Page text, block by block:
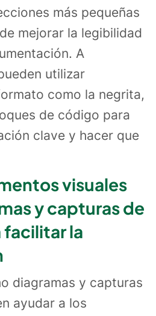
más pequeñas
mejorar la legibilidad
A
utilizar
como la negrita,
de código para
clave y hacer que
visuales
y capturas de
facilitar la
diagramas y capturas
ayudar a los